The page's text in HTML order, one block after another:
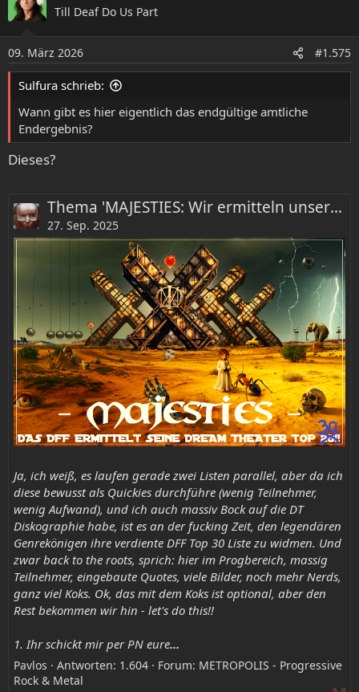
Till Deaf Do Us Part
09. März 2026 #1.575
Sulfura schrieb:
Wann gibt es hier eigentlich das endgültige amtliche
Endergebnis?
Dieses?
Thema 'MAJESTIES: Wir ermitteln unsere DREAM THEATER Top 30!!'
27. Sep. 2025
Ja, ich weiß, es laufen gerade zwei Listen parallel, aber da ich
diese bewusst als Quickies durchführe (wenig Teilnehmer,
wenig Aufwand), und ich auch massiv Bock auf die DT
Diskographie habe, ist es an der fucking Zeit, den legendären
Genrekönigen ihre verdiente DFF Top 30 Liste zu widmen. Und
zwar back to the roots, sprich: hier im Progbereich, massig
Teilnehmer, eingebaute Quotes, viele Bilder, noch mehr Nerds,
ganz viel Koks. Ok, das mit dem Koks ist optional, aber den
Rest bekommen wir hin - let's do this!!
1. Ihr schickt mir per PN eure...
Pavlos Antworten: 1.604 Forum: METROPOLIS - Progressive
Rock & Metal